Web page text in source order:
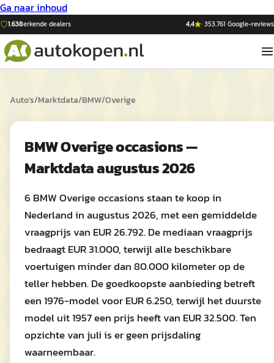
Ga naar inhoud
1.638erkende dealers 4,4 ·353.761 Google-reviews
Auto's/Marktdata/BMW/Overige
BMW Overige occasions —
Marktdata augustus 2026
6 BMW Overige occasions staan te koop in
Nederland in augustus 2026, met een gemiddelde
vraagprijs van EUR 26.792. De mediaan vraagprijs
bedraagt EUR 31.000, terwijl alle beschikbare
voertuigen minder dan 80.000 kilometer op de
teller hebben. De goedkoopste aanbieding betreft
een 1976-model voor EUR 6.250, terwijl het duurste
model uit 1957 een prijs heeft van EUR 32.500. Ten
opzichte van juli is er geen prijsdaling
waarneembaar.